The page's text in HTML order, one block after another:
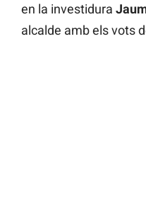
en la investidura
alcalde amb els vots